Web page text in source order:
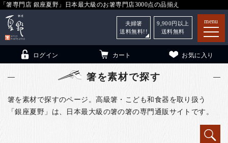
「箸専門店 銀座夏野」日本最大級のお箸専門店3000点の品揃え
menu
ログイン カート お気に入り
夫婦箸
送料無料!!
9,900 円以上
送料無料
箸を素材で探す
箸を素材で探すのページ。高級箸・こども和食器を取り扱う
「銀座夏野」は、日本最大級の箸の箸の専門通販サイトです。